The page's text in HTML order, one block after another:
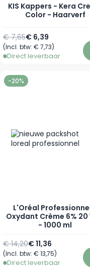
KIS Kappers - Kera
Color - Haarverf
Vanaf
€ 6,39
Normale prijs
€ 7,65
(Incl. btw: € 7,73)
Direct leverbaar
-20%
L'Oréal
Oxydant Crème 6% 20
- 1000 ml
Speciale prijs
€ 11,36
Normale prijs
€ 14,20
(Incl. btw: € 13,75)
Direct leverbaar